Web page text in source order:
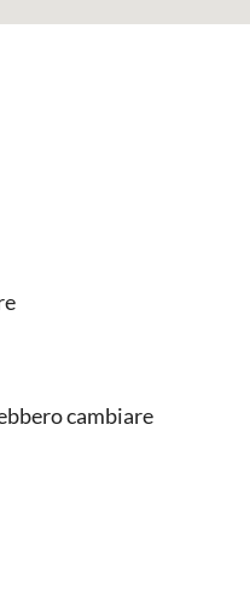
cambiare